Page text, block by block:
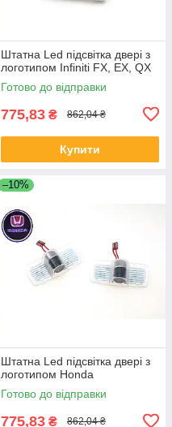
Штатна Led підсвітка двері з
логотипом Infiniti FX, EX, QX
Готово до відправки
775,83 ₴ 862,04 ₴
Купити
–10%
Штатна Led підсвітка двері з
логотипом Honda
Готово до відправки
775,83 ₴ 862,04 ₴